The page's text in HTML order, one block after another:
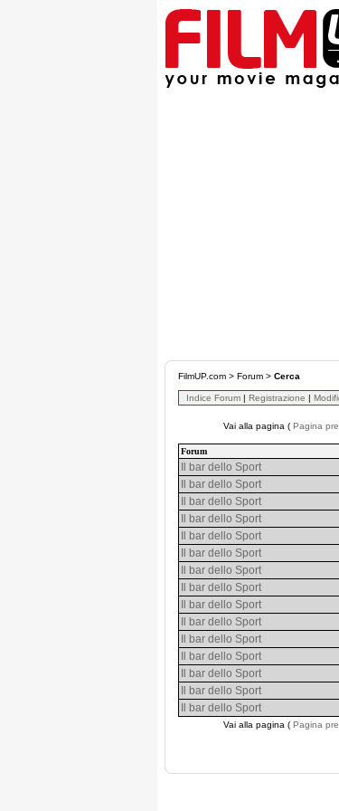
FilmUP.com > Forum > Cerca
Indice Forum | Registrazione |
Vai alla pagina ( Pagina
Forum
Il bar dello Sport
Il bar dello Sport
Il bar dello Sport
Il bar dello Sport
Il bar dello Sport
Il bar dello Sport
Il bar dello Sport
Il bar dello Sport
Il bar dello Sport
Il bar dello Sport
Il bar dello Sport
Il bar dello Sport
Il bar dello Sport
Il bar dello Sport
Il bar dello Sport
Vai alla pagina ( Pagina